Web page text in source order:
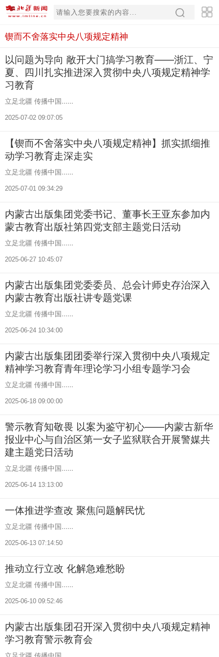
锲而不舍落实中央八项规定精神
以问题为导向 敞开大门搞学习教育——浙江、宁
夏、四川扎实推进深入贯彻中央八项规定精神学
习教育
立足北疆 传播中国......
2025-07-02 09:07:05
【锲而不舍落实中央八项规定精神】抓实抓细推
动学习教育走深走实
立足北疆 传播中国......
2025-07-01 09:34:29
内蒙古出版集团党委书记、董事长王亚东参加内
蒙古教育出版社第四党支部主题党日活动
立足北疆 传播中国......
2025-06-27 10:45:07
内蒙古出版集团党委委员、总会计师史存治深入
内蒙古教育出版社讲专题党课
立足北疆 传播中国......
2025-06-24 10:34:00
内蒙古出版集团团委举行深入贯彻中央八项规定
精神学习教育青年理论学习小组专题学习会
立足北疆 传播中国......
2025-06-18 09:00:00
警示教育知敬畏 以案为鉴守初心——内蒙古新华
报业中心与自治区第一女子监狱联合开展警媒共
建主题党日活动
立足北疆 传播中国......
2025-06-14 13:13:00
一体推进学查改 聚焦问题解民忧
立足北疆 传播中国......
2025-06-13 07:14:50
推动立行立改 化解急难愁盼
立足北疆 传播中国......
2025-06-10 09:52:46
内蒙古出版集团召开深入贯彻中央八项规定精神
学习教育警示教育会
立足北疆 传播中国......